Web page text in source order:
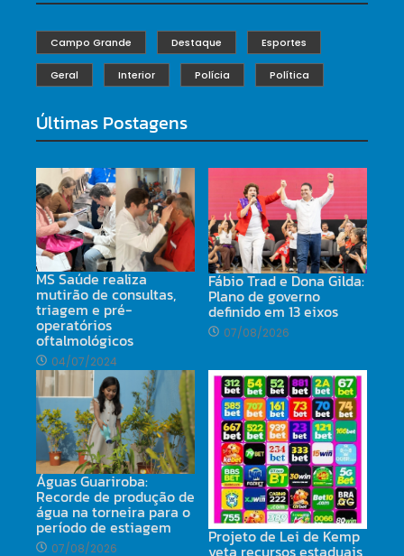
Campo Grande Destaque Esportes
Geral Interior Polícia Política
Últimas Postagens
MS Saúde realiza
mutirão de consultas,
triagem e pré-
operatórios
oftalmológicos
04/07/2024
Fábio Trad e Dona Gilda:
Plano de governo
definido em 13 eixos
07/08/2026
Águas Guariroba:
Recorde de produção de
água na torneira para o
período de estiagem
07/08/2026
Projeto de Lei de Kemp